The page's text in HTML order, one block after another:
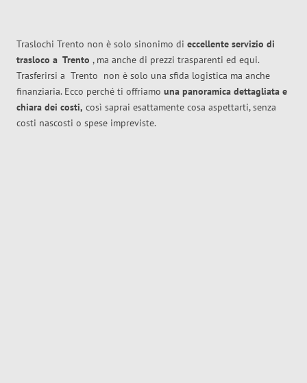
Traslochi Trento non è solo sinonimo di eccellente servizio di
trasloco a Trento , ma anche di prezzi trasparenti ed equi.
Trasferirsi a Trento non è solo una sfida logistica ma anche
finanziaria. Ecco perché ti offriamo una panoramica dettagliata e
chiara dei costi, così saprai esattamente cosa aspettarti, senza
costi nascosti o spese impreviste.